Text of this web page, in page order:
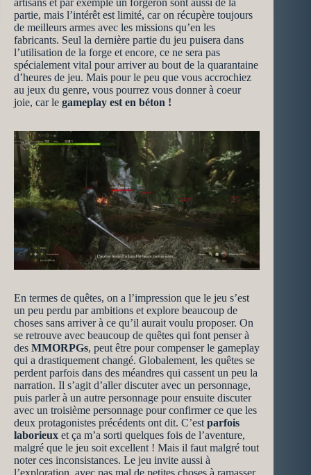
artisans et par exemple un forgeron sont aussi de la
partie, mais l’intérêt est limité, car on récupère toujours
de meilleurs armes avec les missions qu’en les
fabricants. Seul la dernière partie du jeu puisera dans
l’utilisation de la forge et encore, ce ne sera pas
spécialement vital pour arriver au bout de la quarantaine
d’heures de jeu. Mais pour le peu que vous accrochiez
au jeux du genre, vous pourrez vous donner à coeur
joie, car le gameplay est en béton !
En termes de quêtes, on a l’impression que le jeu s’est
un peu perdu par ambitions et explore beaucoup de
choses sans arriver à ce qu’il aurait voulu proposer. On
se retrouve avec beaucoup de quêtes qui font penser à
des MMORPGs, peut être pour compenser le gameplay
qui a drastiquement changé. Globalement, les quêtes se
perdent parfois dans des méandres qui cassent un peu la
narration. Il s’agit d’aller discuter avec un personnage,
puis parler à un autre personnage pour ensuite discuter
avec un troisième personnage pour confirmer ce que les
deux protagonistes précédents ont dit. C’est parfois
laborieux et ça m’a sorti quelques fois de l’aventure,
malgré que le jeu soit excellent ! Mais il faut malgré tout
noter ces inconsistances. Le jeu invite aussi à
l’exploration, avec pas mal de petites choses à ramasser